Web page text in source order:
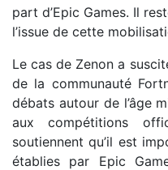
part d’Epic Games. Il
l’issue de cette
Le cas de Zenon a
de la communauté
débats autour de l’âge
aux compétitions
soutiennent qu’il est
établies par Epic